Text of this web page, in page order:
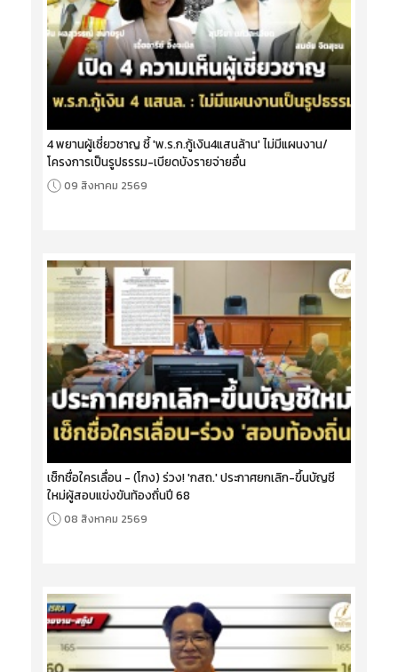
4 พยานผู้เชี่ยวชาญ ชี้ 'พ.ร.ก.กู้เงิน4แสนล้าน' ไม่มีแผนงาน/
โครงการเป็นรูปธรรม-เบียดบังรายจ่ายอื่น
09 สิงหาคม 2569
เช็กชื่อใครเลื่อน - (โกง) ร่วง! 'กสถ.' ประกาศยกเลิก-ขึ้นบัญชี
ใหม่ผู้สอบแข่งขันท้องถิ่นปี 68
08 สิงหาคม 2569